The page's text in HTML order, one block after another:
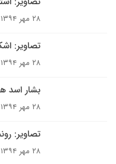
۲۸ مهر ۱۳۹۴
تصاویر:
۲۸ مهر ۱۳۹۴
بشار اسد
۲۸ مهر ۱۳۹۴
تصاویر:
۲۸ مهر ۱۳۹۴